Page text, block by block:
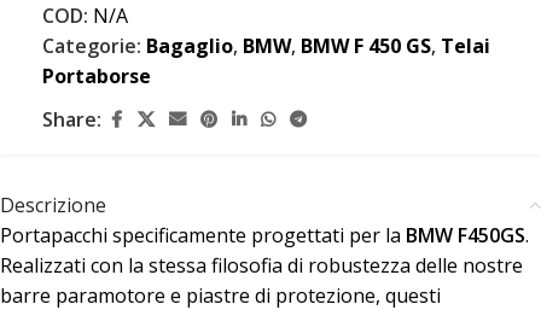
COD: N/A
Categorie: Bagaglio, BMW, BMW F 450 GS, Telai
Portaborse
Share:
Descrizione
Portapacchi specificamente progettati per la BMW F450GS.
Realizzati con la stessa filosofia di robustezza delle nostre
barre paramotore e piastre di protezione, questi